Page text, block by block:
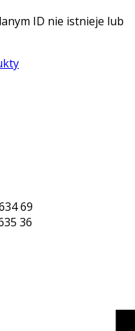
ID nie istnieje lub
69
36